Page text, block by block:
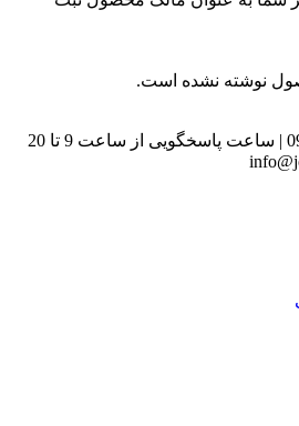
نوشته نشده است.
| ساعت پاسخگویی از ساعت 9 تا 20